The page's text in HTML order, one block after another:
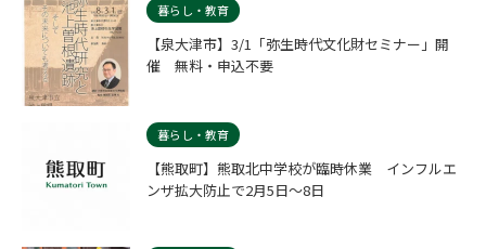
暮らし・教育
【泉大津市】3/1「弥生時代文化財セミナー」開
催 無料・申込不要
暮らし・教育
【熊取町】熊取北中学校が臨時休業 インフルエ
ンザ拡大防止で2月5日～8日